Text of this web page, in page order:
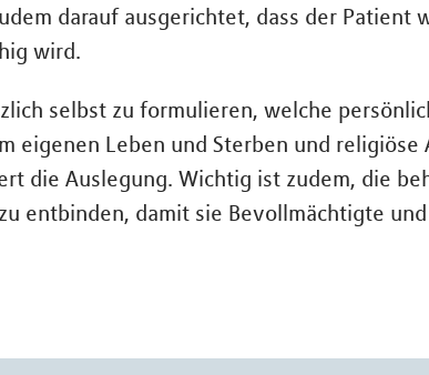
darauf ausgerichtet, dass der Patient
wird.
selbst zu formulieren, welche
eigenen Leben und Sterben und religiöse
die Auslegung. Wichtig ist zudem, die
entbinden, damit sie Bevollmächtigte